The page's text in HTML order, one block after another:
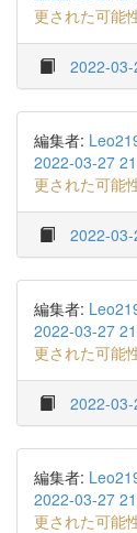
更された可能
2022-
編集者:
2022-03-27
更された可能
2022-
編集者:
2022-03-27
更された可能
2022-
編集者:
2022-03-27
更された可能